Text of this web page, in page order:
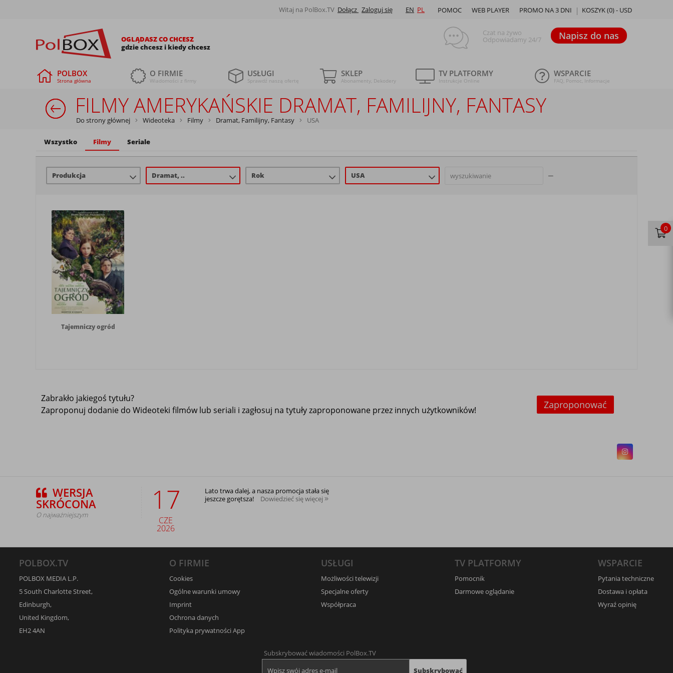
Witaj na PolBox.TV Dołącz Zaloguj się EN PL KOSZYK (0) - USD
PROMO NA 3 DNI
WEB PLAYER
POMOC
OGLĄDASZ CO CHCESZ
gdzie chcesz i kiedy chcesz
Czat na żywo
Odpowiadamy 24/7 Napisz do nas
POLBOX
Strona główna
O FIRMIE
Wiadomości z firmy
USŁUGI
Sprawdź naszą ofertę
SKLEP
Abonamenty, Dekodery
TV PLATFORMY
Instrukcje Online
WSPARCIE
FAQ, Pomoc, Informacje
FILMY AMERYKAŃSKIE DRAMAT, FAMILIJNY, FANTASY
Do strony głównej Wideoteka Filmy Dramat, Familijny, Fantasy USA
Wszystko Filmy Seriale
Produkcja Dramat, .. Rok USA
Tajemniczy ogród
Zabrakło jakiegoś tytułu?
Zaproponuj dodanie do Wideoteki filmów lub seriali i zagłosuj na tytuły zaproponowane przez innych użytkowników!
Zaproponować
WERSJA
SKRÓCONA
O najważniejszym 17
CZE
2026
Lato trwa dalej, a nasza promocja stała się
jeszcze gorętsza!
Dowiedzieć się więcej
0
POLBOX.TV
POLBOX MEDIA L.P.
5 South Charlotte Street,
Edinburgh,
United Kingdom,
EH2 4AN
O FIRMIE
Cookies
Ogólne warunki umowy
Imprint
Ochrona danych
Polityka prywatności App
USŁUGI
Możliwości telewizji
Specjalne oferty
Współpraca
TV PLATFORMY
Pomocnik
Darmowe oglądanie
WSPARCIE
Pytania techniczne
Dostawa i opłata
Wyraź opinię
Subskrybować wiadomości PolBox.TV
Subskrybować